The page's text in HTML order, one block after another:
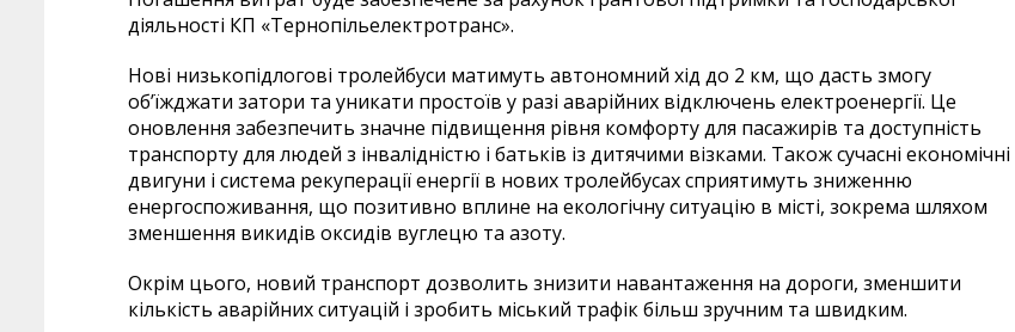
діяльності КП «Тернопільелектротранс».
Нові низькопідлогові тролейбуси матимуть автономний хід до 2 км, що дасть змогу
об’їжджати затори та уникати простоїв у разі аварійних відключень електроенергії. Це
оновлення забезпечить значне підвищення рівня комфорту для пасажирів та доступність
транспорту для людей з інвалідністю і батьків із дитячими візками. Також сучасні економічні
двигуни і система рекуперації енергії в нових тролейбусах сприятимуть зниженню
енергоспоживання, що позитивно вплине на екологічну ситуацію в місті, зокрема шляхом
зменшення викидів оксидів вуглецю та азоту.
Окрім цього, новий транспорт дозволить знизити навантаження на дороги, зменшити
кількість аварійних ситуацій і зробить міський трафік більш зручним та швидким.